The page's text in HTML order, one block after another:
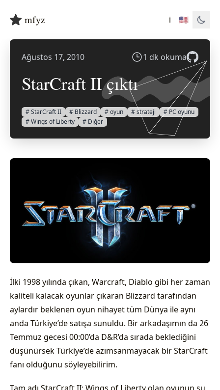
mfyz ℹ️ 🇺🇸
Ağustos 17, 2010 1 dk okuma
StarCraft II çıktı
# StarCraft II # Blizzard # oyun # strateji
# PC oyunu
# Wings of Liberty
# Diğer
İlki 1998 yılında çıkan, Warcraft, Diablo gibi her zaman
kaliteli kalacak oyunlar çıkaran Blizzard tarafından
aylardır beklenen oyun nihayet tüm Dünya ile aynı
anda Türkiye’de satışa sunuldu. Bir arkadaşımın da 26
Temmuz gecesi 00:00’da D&R’da sırada beklediğini
düşünürsek Türkiye’de azımsanmayacak bir StarCraft
fanı olduğunu söyleyebilirim.